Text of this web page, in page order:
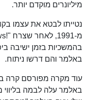
מיליונרים מוקדם יותר.
נטייתו לבטא את עצמו
בהמשכיות בזמן ישיבה
באלמר והם דרשו ניתוח.
עוד מקרה מפורסם קרה
באלמר עלה לבמה